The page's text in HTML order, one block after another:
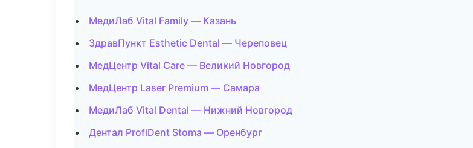
МедиЛаб Vital Family — Казань
ЗдравПункт Esthetic Dental — Череповец
МедЦентр Vital Care — Великий Новгород
МедЦентр Laser Premium — Самара
МедиЛаб Vital Dental — Нижний Новгород
Дентал ProfiDent Stoma — Оренбург